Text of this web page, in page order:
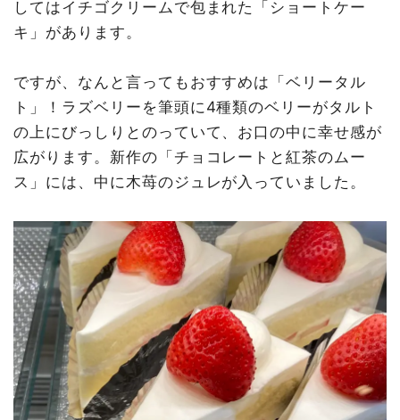
してはイチゴクリームで包まれた「ショートケー
キ」があります。
ですが、なんと言ってもおすすめは「ベリータル
ト」！ラズベリーを筆頭に4種類のベリーがタルト
の上にびっしりとのっていて、お口の中に幸せ感が
広がります。新作の「チョコレートと紅茶のムー
ス」には、中に木苺のジュレが入っていました。